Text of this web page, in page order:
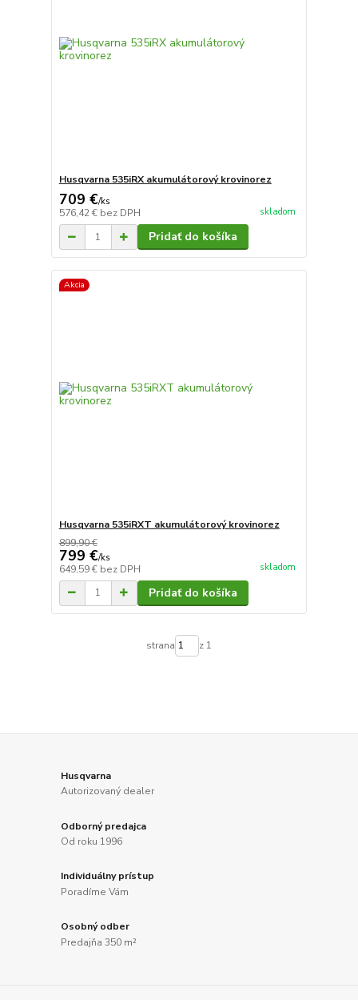
Husqvarna 535iRX akumulátorový krovinorez
709 €/ks
576,42 € bez DPH skladom
Pridať do košíka
Akcia
Husqvarna 535iRXT akumulátorový krovinorez
899,90 €
799 €/ks
649,59 € bez DPH skladom
Pridať do košíka
strana z 1
Husqvarna
Autorizovaný dealer
Odborný predajca
Od roku 1996
Individuálny prístup
Poradíme Vám
Osobný odber
Predajňa 350 m²